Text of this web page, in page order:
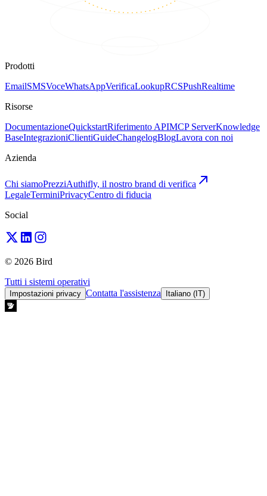
Prodotti
EmailSMSVoceWhatsAppVerificaLookupRCSPushRealtime
Risorse
DocumentazioneQuickstartRiferimento APIMCP ServerKnowledge
BaseIntegrazioniClientiGuideChangelogBlogLavora con noi
Azienda
Chi siamoPrezziAuthifly, il nostro brand di verifica
LegaleTerminiPrivacyCentro di fiducia
Social
© 2026 Bird
Tutti i sistemi operativi
Impostazioni privacy Contatta l'assistenza Italiano (IT)